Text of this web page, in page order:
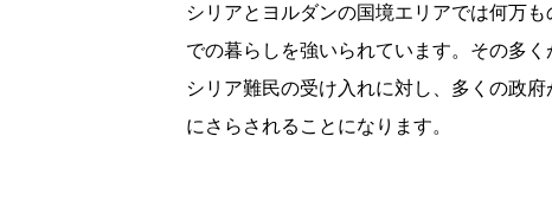
シリアとヨルダンの国境エリアでは何万
での暮らしを強いられています。その多
シリア難民の受け入れに対し、多くの政
にさらされることになります。